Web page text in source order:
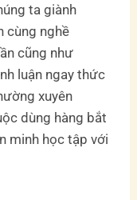
ta giành
cùng nghề
cũng như
luận ngay thức
xuyên
dùng hàng bắt
minh học tập với